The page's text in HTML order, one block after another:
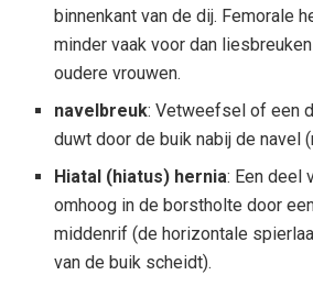
binnenkant van de dij. Femorale
minder vaak voor dan
oudere vrouwen.
navelbreuk: Vetweefsel of een
duwt door de buik nabij de navel
Hiatal (hiatus) hernia: Een deel
omhoog in de borstholte door
middenrif (de horizontale
van de buik scheidt).